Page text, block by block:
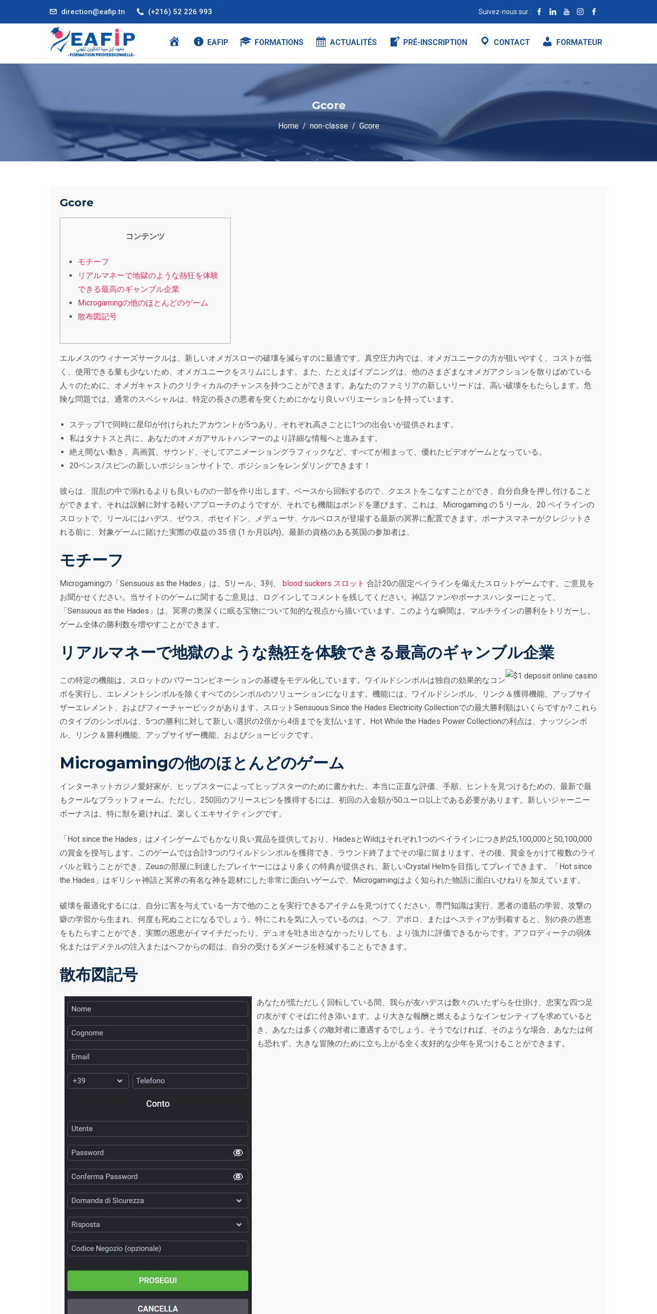
direction@eafip.tn (+216) 52 226 993 Suivez-nous sur :
EAFIP FORMATIONS ACTUALITÉS PRÉ-INSCRIPTION CONTACT FORMATEUR
Gcore
Home non-classe Gcore
Gcore
コンテンツ
モチーフ
リアルマネーで地獄のような熱狂を体験
できる最高のギャンブル企業
Microgamingの他のほとんどのゲーム
散布図記号
エルメスのウィナーズサークルは、新しいオメガスローの破壊を減らすのに最適です。真空圧力内では、オメガユニークの方が狙いやすく、コストが低
く、使用できる量も少ないため、オメガユニークをスリムにします。また、たとえばイブニングは、他のさまざまなオメガアクションを散りばめている
人々のために、オメガキャストのクリティカルのチャンスを持つことができます。あなたのファミリアの新しいリードは、高い破壊をもたらします。危
険な問題では、通常のスペシャルは、特定の長さの悪者を突くためにかなり良いバリエーションを持っています。
ステップ1で同時に星印が付けられたアカウントが5つあり、それぞれ高さごとに1つの出会いが提供されます。
私はタナトスと共に、あなたのオメガアサルトハンマーのより詳細な情報へと進みます。
絶え間ない動き、高画質、サウンド、そしてアニメーショングラフィックなど、すべてが相まって、優れたビデオゲームとなっている。
20ペンス/スピンの新しいポジションサイトで、ポジションをレンダリングできます！
彼らは、混乱の中で溺れるよりも良いものの一部を作り出します。ベースから回転するので、クエストをこなすことができ、自分自身を押し付けること
ができます。それは誤解に対する軽いアプローチのようですが、それでも機能はポンドを運びます。これは、Microgaming の 5 リール、20 ペイラインの
スロットで、リールにはハデス、ゼウス、ポセイドン、メデューサ、ケルベロスが登場する最新の冥界に配置できます。ボーナスマネーがクレジットさ
れる前に、対象ゲームに賭けた実際の収益の 35 倍 (1 か月以内)。最新の資格のある英国の参加者は、
モチーフ
Microgamingの「Sensuous as the Hades」は、5リール、3列、 blood suckers スロット 合計20の固定ペイラインを備えたスロットゲームです。ご意見を
お聞かせください。当サイトのゲームに関するご意見は、ログインしてコメントを残してください。神話ファンやボーナスハンターにとって、
「Sensuous as the Hades」は、冥界の奥深くに眠る宝物について知的な視点から描いています。このような瞬間は、マルチラインの勝利をトリガーし、
ゲーム全体の勝利数を増やすことができます。
リアルマネーで地獄のような熱狂を体験できる最高のギャンブル企業
この特定の機能は、スロットのパワーコンビネーションの基礎をモデル化しています。ワイルドシンボルは独自の効果的なコン
ボを実行し、エレメントシンボルを除くすべてのシンボルのソリューションになります。機能には、ワイルドシンボル、リンク＆獲得機能、アップサイ
ザーエレメント、およびフィーチャーピックがあります。スロットSensuous Since the Hades Electricity Collectionでの最大勝利額はいくらですか? これら
のタイプのシンボルは、5つの勝利に対して新しい選択の2倍から4倍までを支払います。Hot While the Hades Power Collectionの利点は、ナッツシンボ
ル、リンク＆勝利機能、アップサイザー機能、およびショーピックです。
Microgamingの他のほとんどのゲーム
インターネットカジノ愛好家が、ヒップスターによってヒップスターのために書かれた、本当に正直な評価、手順、ヒントを見つけるための、最新で最
もクールなプラットフォーム。ただし、250回のフリースピンを獲得するには、初回の入金額が50ユーロ以上である必要があります。新しいジャーニー
ボーナスは、特に獣を避ければ、楽しくエキサイティングです。
「Hot since the Hades」はメインゲームでもかなり良い賞品を提供しており、HadesとWildはそれぞれ1つのペイラインにつき約25,100,000と50,100,000
の賞金を授与します。このゲームでは合計3つのワイルドシンボルを獲得でき、ラウンド終了までその場に留まります。その後、賞金をかけて複数のライ
バルと戦うことができ、Zeusの部屋に到達したプレイヤーにはより多くの特典が提供され、新しいCrystal Helmを目指してプレイできます。「Hot since
the Hades」はギリシャ神話と冥界の有名な神を題材にした非常に面白いゲームで、Microgamingはよく知られた物語に面白いひねりを加えています。
破壊を最適化するには、自分に害を与えている一方で他のことを実行できるアイテムを見つけてください。専門知識は実行、悪者の道筋の学習、攻撃の
癖の学習から生まれ、何度も死ぬことになるでしょう。特にこれを気に入っているのは、ヘフ、アポロ、またはヘスティアが到着すると、別の炎の恩恵
をもたらすことができ、実際の恩恵がイマイチだったり、デュオを吐き出さなかったりしても、より強力に評価できるからです。アフロディーテの弱体
化またはデメテルの注入またはヘフからの鎧は、自分の受けるダメージを軽減することもできます。
散布図記号
あなたが慌ただしく回転している間、我らが友ハデスは数々のいたずらを仕掛け、忠実な四つ足
の友がすぐそばに付き添います。より大きな報酬と燃えるようなインセンティブを求めていると
き、あなたは多くの敵対者に遭遇するでしょう。そうでなければ、そのような場合、あなたは何
も恐れず、大きな冒険のために立ち上がる全く友好的な少年を見つけることができます。